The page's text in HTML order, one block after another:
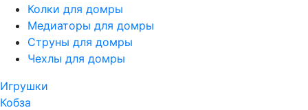
Колки для домры
Медиаторы для домры
Струны для домры
Чехлы для домры
Игрушки
Кобза